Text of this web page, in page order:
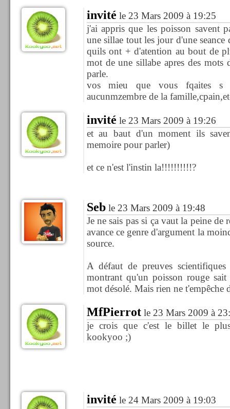
invité le 23 Mars 2009 à 19:25
j'ai appris que les poisson savent
une sillae tout les jour d'une
quils ont + d'atention au bout de
mot de une sillabe apres des
parle.
vos mieu que vous fqaites s
aucunmzembre de la
invité le 23 Mars 2009 à 19:26
et au baut d'un moment ils
memoire pour parler)
et ce n'est l'instin la!!!!!!!!!!?
Seble 23 Mars 2009 à 19:48
Je ne sais pas si ça vaut la peine
avance ce genre d'argument la
source.
A défaut de preuves
montrant qu'un poisson rouge
mot désolé. Mais rien ne t'empêche
MfPierrotle 23 Mars 2009 à
je crois que c'est le billet le
kookyoo ;)
invité le 24 Mars 2009 à 19:03